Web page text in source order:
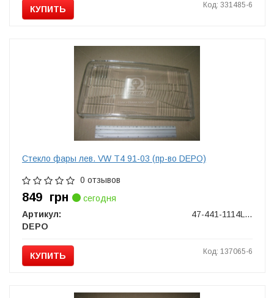
КУПИТЬ Код: 331485-6
Стекло фары лев. VW T4 91-03 (пр-во DEPO)
0 отзывов
849 грн
сегодня
Артикул:
47-441-1114LELD
DEPO
КУПИТЬ Код: 137065-6